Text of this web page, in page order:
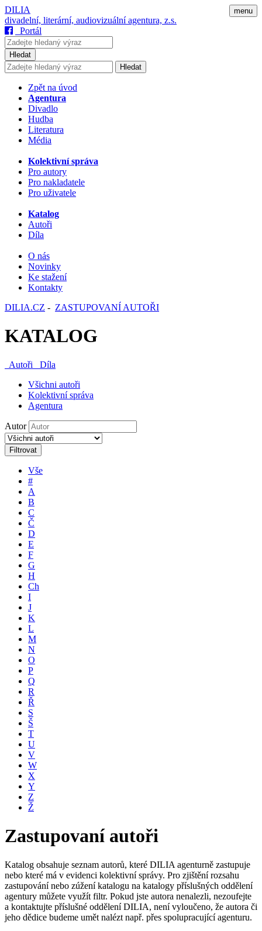
menu
DILIA
divadelní, literární, audiovizuální agentura, z.s.
Portál
Hledat
Hledat
Zpět na úvod
Agentura
Divadlo
Hudba
Literatura
Média
Kolektivní správa
Pro autory
Pro nakladatele
Pro uživatele
Katalog
Autoři
Díla
O nás
Novinky
Ke stažení
Kontakty
DILIA.CZ - ZASTUPOVANÍ AUTOŘI
KATALOG
Autoři
Díla
Všichni autoři
Kolektivní správa
Agentura
Autor
Filtrovat
Vše
#
A
B
C
Č
D
E
F
G
H
Ch
I
J
K
L
M
N
O
P
Q
R
Ř
S
Š
T
U
V
W
X
Y
Z
Ž
Zastupovaní autoři
Katalog obsahuje seznam autorů, které DILIA agenturně zastupuje
nebo které má v evidenci kolektivní správy. Pro zjištění rozsahu
zastupování nebo zúžení katalogu na katalogy příslušných oddělení
agentury můžete využít filtr. Pokud jste autora nenalezli, nezoufejte
a kontaktujte příslušné oddělení DILIA, není vyloučeno, že autora či
jeho dědice budeme umět nalézt např. přes spolupracující agenturu.